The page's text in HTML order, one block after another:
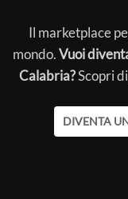
Il marketplace
mondo.Vuoi
Calabria?Scopri
DIVENTA